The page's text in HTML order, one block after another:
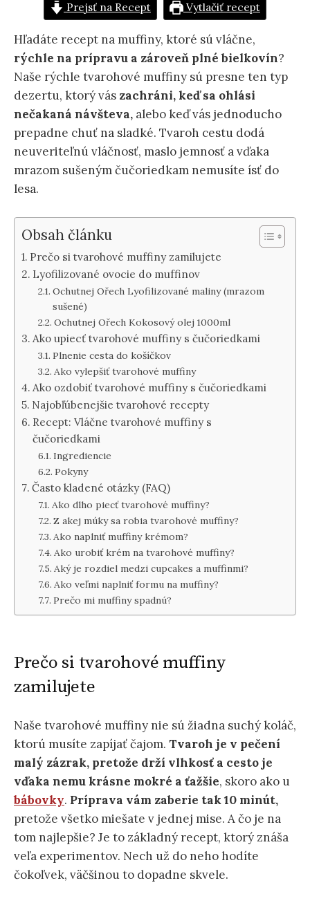
Prejsť na Recept Vytlačiť recept
Hľadáte recept na muffiny, ktoré sú vláčne,
rýchle na prípravu a zároveň plné bielkovín?
Naše rýchle tvarohové muffiny sú presne ten typ
dezertu, ktorý vás zachráni, keď sa ohlási
nečakaná návšteva, alebo keď vás jednoducho
prepadne chuť na sladké. Tvaroh cestu dodá
neuveriteľnú vláčnosť, maslo jemnosť a vďaka
mrazom sušeným čučoriedkam nemusíte ísť do
lesa.
Obsah článku
Prečo si tvarohové muffiny zamilujete
Lyofilizované ovocie do muffinov
Ochutnej Ořech Lyofilizované maliny (mrazom
sušené)
Ochutnej Ořech Kokosový olej 1000ml
Ako upiecť tvarohové muffiny s čučoriedkami
Plnenie cesta do košíčkov
Ako vylepšiť tvarohové muffiny
Ako ozdobiť tvarohové muffiny s čučoriedkami
Najobľúbenejšie tvarohové recepty
Recept: Vláčne tvarohové muffiny s
čučoriedkami
Ingrediencie
Pokyny
Často kladené otázky (FAQ)
Ako dlho piecť tvarohové muffiny?
Z akej múky sa robia tvarohové muffiny?
Ako naplniť muffiny krémom?
Ako urobiť krém na tvarohové muffiny?
Aký je rozdiel medzi cupcakes a muffinmi?
Ako veľmi naplniť formu na muffiny?
Prečo mi muffiny spadnú?
Prečo si tvarohové muffiny
zamilujete
Naše tvarohové muffiny nie sú žiadna suchý koláč,
ktorú musíte zapíjať čajom. Tvaroh je v pečení
malý zázrak, pretože drží vlhkosť a cesto je
vďaka nemu krásne mokré a ťažšie, skoro ako u
bábovky. Príprava vám zaberie tak 10 minút,
pretože všetko miešate v jednej mise. A čo je na
tom najlepšie? Je to základný recept, ktorý znáša
veľa experimentov. Nech už do neho hodíte
čokoľvek, väčšinou to dopadne skvele.